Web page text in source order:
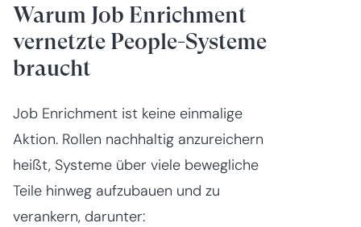
Warum Job Enrichment
vernetzte People-Systeme
braucht
Job Enrichment ist keine einmalige
Aktion. Rollen nachhaltig anzureichern
heißt, Systeme über viele bewegliche
Teile hinweg aufzubauen und zu
verankern, darunter: